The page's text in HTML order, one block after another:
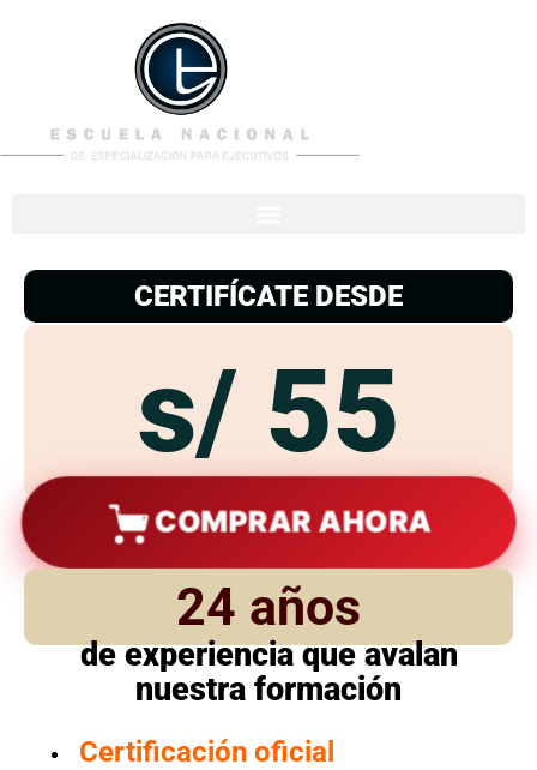
CERTIFÍCATE DESDE
s/ 55
COMPRAR AHORA
24 años
de experiencia que avalan
nuestra formación
Certificación oficial